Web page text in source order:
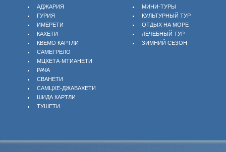
АДЖАРИЯ
ГУРИЯ
ИМЕРЕТИ
КАХЕТИ
КВЕМО КАРТЛИ
САМЕГРЕЛО
МЦХЕТА-МТИАНЕТИ
РАЧА
СВАНЕТИ
САМЦХЕ-ДЖАВАХЕТИ
ШИДА КАРТЛИ
ТУШЕТИ
МИНИ-ТУРЫ
КУЛЬТУРНЫЙ ТУР
ОТДЫХ НА МОРЕ
ЛЕЧЕБНЫЙ ТУР
ЗИМНИЙ СЕЗОН